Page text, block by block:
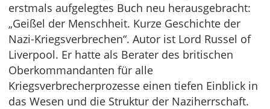
erstmals aufgelegtes Buch neu herausgebracht:
„Geißel der Menschheit. Kurze Geschichte der
Nazi-Kriegsverbrechen“. Autor ist Lord Russel of
Liverpool. Er hatte als Berater des britischen
Oberkommandanten für alle
Kriegsverbrecherprozesse einen tiefen Einblick in
das Wesen und die Struktur der Naziherrschaft.